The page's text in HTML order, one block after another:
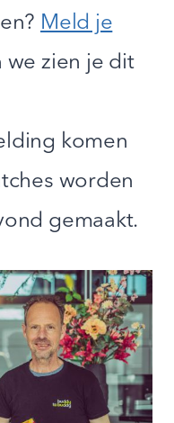
Meld je
zien je dit
komen
worden
gemaakt.